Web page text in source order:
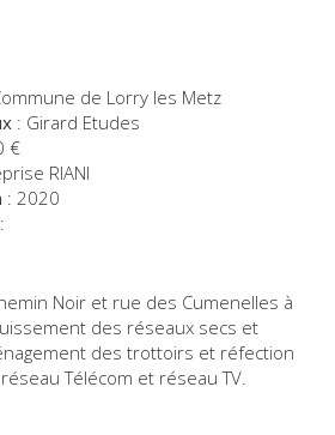
de Lorry les Metz
: Girard Etudes
€
RIANI
: 2020
:
Noir et rue des Cumenelles à
des réseaux secs et
des trottoirs et réfection
Télécom et réseau TV.